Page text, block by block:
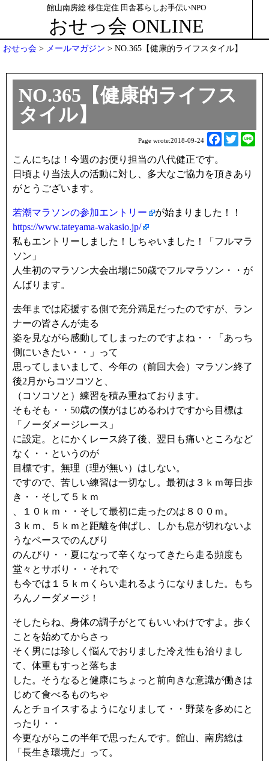
館山南房総 移住定住 田舎暮らしお手伝いNPO
おせっ会 ONLINE
おせっ会 > メールマガジン > NO.365【健康的ライフスタイル】
NO.365【健康的ライフス
タイル】
Page wrote:2018-09-24
F
c
k
T
t
こんにちは！今週のお便り担当の八代健正です。
日頃より当法人の活動に対し、多大なご協力を頂きあり
がとうございます。
若潮マラソンの参加エントリー
が始まりました！！
https://www.tateyama-wakasio.jp/
私もエントリーしました！しちゃいました！「フルマラ
ソン」
人生初のマラソン大会出場に50歳でフルマラソン・・が
んばります。
去年までは応援する側で充分満足だったのですが、ラン
ナーの皆さんが走る
姿を見ながら感動してしまったのですよね・・「あっち
側にいきたい・・」って
思ってしまいまして、今年の（前回大会）マラソン終了
後2月からコツコツと、
（コソコソと）練習を積み重ねております。
そもそも・・50歳の僕がはじめるわけですから目標は
「ノーダメージレース」
に設定。とにかくレース終了後、翌日も痛いところなど
なく・・というのが
目標です。無理（理が無い）はしない。
ですので、苦しい練習は一切なし。最初は３ｋｍ毎日歩
き・・そして５ｋｍ
、１０ｋｍ・・そして最初に走ったのは８００ｍ。
３ｋｍ、５ｋｍと距離を伸ばし、しかも息が切れないよ
うなペースでのんびり
のんびり・・夏になって辛くなってきたら走る頻度も
堂々とサボり・・それで
も今では１５ｋｍくらい走れるようになりました。もち
ろんノーダメージ！
そしたらね、身体の調子がとてもいいわけですよ。歩く
ことを始めてからさっ
そく男には珍しく悩んでおりました冷え性も治りまし
て、体重もすっと落ちま
した。そうなると健康にちょっと前向きな意識が働きは
じめて食べるものちゃ
んとチョイスするようになりまして・・野菜を多めにと
ったり・・
今更ながらこの半年で思ったんです。館山、南房総は
「長生き環境だ」って。